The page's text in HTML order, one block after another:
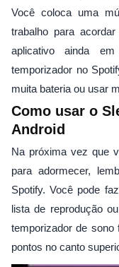
Você coloca uma
trabalho para
aplicativo ainda
temporizador no
muita bateria ou usar
Como usar o
Android
Na próxima vez que
para adormecer,
Spotify. Você pode
lista de reprodução
temporizador de
pontos no canto